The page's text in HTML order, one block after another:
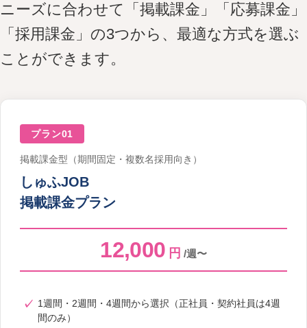
ニーズに合わせて「掲載課金」「応募課金」
「採用課金」の3つから、最適な方式を選ぶ
ことができます。
プラン01
掲載課金型（期間固定・複数名採用向き）
しゅふJOB
掲載課金プラン
12,000 円 /週〜
1週間・2週間・4週間から選択（正社員・契約社員は4週
間のみ）